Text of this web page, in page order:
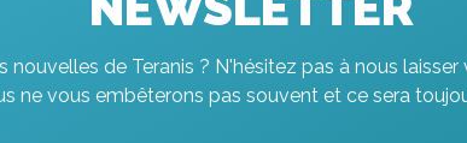
nouvelles de Teranis ? N'hésitez pas à nous laisser
ne vous embêterons pas souvent et ce sera